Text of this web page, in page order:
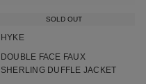
SOLD OUT
HYKE
DOUBLE FACE FAUX
SHERLING DUFFLE JACKET